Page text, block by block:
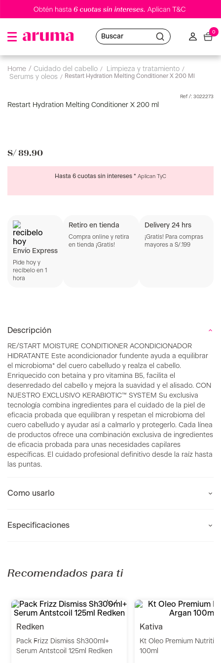
Buscar
0
cuidado del cabello
limpieza y tratamiento
serums y oleos
Restart Hydration Melting Conditioner X 200 Ml
: 3022273
Restart Hydration Melting Conditioner X 200 ml
S/ 89.90
Hasta 6 cuotas sin intereses * Aplican TyC
Envío Express
Pide hoy y
recíbelo en 1
hora
Retiro en tienda
Compra online y retira
en tienda ¡Gratis!
Delivery 24 hrs
¡Gratis! Para compras
mayores a S/.199
Descripción
RE/START MOISTURE CONDITIONER ACONDICIONADOR
HIDRATANTE Este acondicionador fundente ayuda a equilibrar
el microbioma* del cuero cabelludo y realza el cabello.
Enriquecido con betaína y pro vitamina B5, facilita el
desenredado del cabello y mejora la suavidad y el alisado. CON
NUESTRO EXCLUSIVO KERABIOTIC™ SYSTEM Su exclusiva
tecnología combina ingredientes para el cuidado de la piel de
eficacia probada que equilibran y respetan el microbioma del
cuero cabelludo y ayudar así a calmarlo y protegerlo. Cada línea
de productos ofrece una combinación exclusiva de ingredientes
de eficacia probada para unas necesidades capilares
específicas. El cuidado profesional definitivo desde la raíz hasta
las puntas.
Como usarlo
Especificaciones
Recomendados para ti